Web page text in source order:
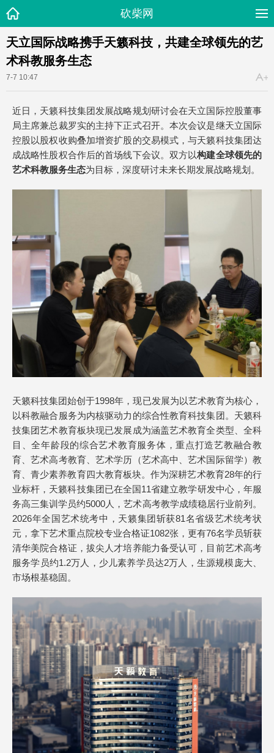
砍柴网
天立国际战略携手天籁科技，共建全球领先的艺
术科教服务生态
7-7 10:47
近日，天籁科技集团发展战略规划研讨会在天立国际控股董事
局主席兼总裁罗实的主持下正式召开。本次会议是继天立国际
控股以股权收购叠加增资扩股的交易模式，与天籁科技集团达
成战略性股权合作后的首场线下会议。双方以构建全球领先的
艺术科教服务生态为目标，深度研讨未来长期发展战略规划。
天籁科技集团始创于1998年，现已发展为以艺术教育为核心，
以科教融合服务为内核驱动力的综合性教育科技集团。天籁科
技集团艺术教育板块现已发展成为涵盖艺术教育全类型、全科
目、全年龄段的综合艺术教育服务体，重点打造艺教融合教
育、艺术高考教育、艺术学历（艺术高中、艺术国际留学）教
育、青少素养教育四大教育板块。作为深耕艺术教育28年的行
业标杆，天籁科技集团已在全国11省建立教学研发中心，年服
务高三集训学员约5000人，艺术高考教学成绩稳居行业前列。
2026年全国艺术统考中，天籁集团斩获81名省级艺术统考状
元，拿下艺术重点院校专业合格证1082张，更有76名学员斩获
清华美院合格证，拔尖人才培养能力备受认可，目前艺术高考
服务学员约1.2万人，少儿素养学员达2万人，生源规模庞大、
市场根基稳固。